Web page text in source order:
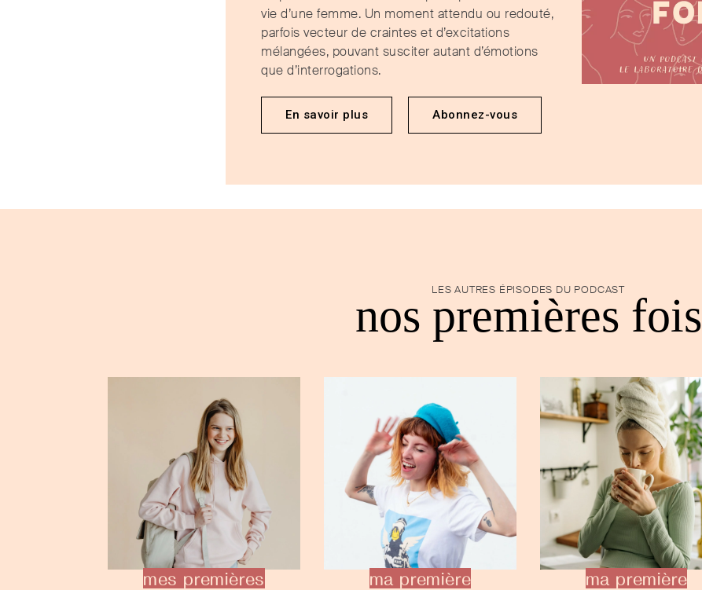
vie d’une femme. Un moment attendu ou redouté,
parfois vecteur de craintes et d’excitations
mélangées, pouvant susciter autant d’émotions
que d’interrogations.
En savoir plus Abonnez-vous
LES AUTRES ÉPISODES DU PODCAST
nos premières fois
mes premières
ma première
ma première